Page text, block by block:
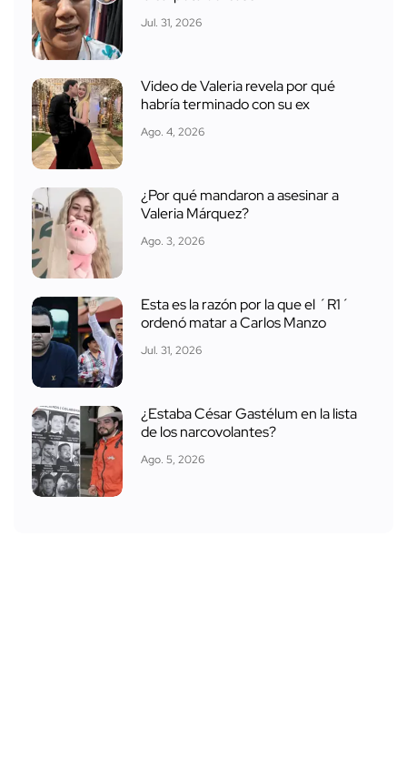
Jul. 31, 2026
Video de Valeria revela por qué
habría terminado con su ex
Ago. 4, 2026
¿Por qué mandaron a asesinar a
Valeria Márquez?
Ago. 3, 2026
Esta es la razón por la que el ´R1´
ordenó matar a Carlos Manzo
Jul. 31, 2026
¿Estaba César Gastélum en la lista
de los narcovolantes?
Ago. 5, 2026